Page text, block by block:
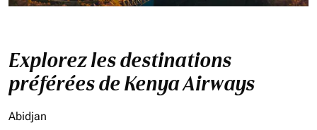
Explorez les destinations
préférées de Kenya Airways
Abidjan